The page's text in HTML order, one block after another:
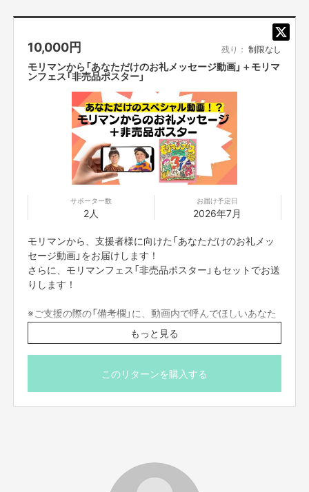
去年大成功に収めたモリマンフェス！2回目にしてファイナルと言うボケを
かましてみました。あまり笑ってもらえませんが、ファイナルこそ成功させ
平成なら枕でもやりたいところですが、時代がうるさいのでクラファンでの
皆さまのご支援、ご協力よろしくお願いします！
※配送先情報に不備がある場合、お届けできない可能性が
い。
※ページ本文に記載された「ご支援にあたっての注意事項」
「ご支援に関しての利用規約」をご確認いただき、ご支援い
10,000円 残り： 制限なし
モリマンから「あなただけのお礼メッセージ動画」＋モリマ
ンフェス「非売品ポスター」
サポーター数
2人
お届け予定日
2026年7月
モリマンから、支援者様に向けた「あなただけのお礼メッ
セージ動画」をお届けします！
さらに、モリマンフェス「非売品ポスター」もセットでお送
りします！
※ご支援の際の「備考欄」に、動画内で呼んでほしいあなた
のニックネームを記載していただけますようお願いいたし
ます。
（本名、企業名・団体名、メッセージはお控えください）
※一度送信した内容は変更できませんので、あらかじめご
現とプランナーが判断した場合、動画内でお呼びすること
もっと見る
このリターンを購入する